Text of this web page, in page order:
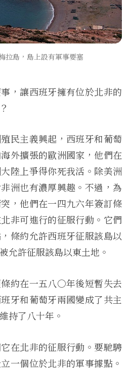
拉島，島上設有軍事要塞
，讓西班牙擁有位於北非的
民主義興起，西班牙和葡萄
外擴張的歐洲國家，他們在
陸上爭得你死我活。除美洲
洲也有濃厚興趣。不過，為
，他們在一四九六年簽訂條
非可進行的征服行動。它們
條約允許西班牙征服該島以
允許征服該島以東土地。
約在一五八○年後短暫失去
牙和葡萄牙兩國變成了共主
持了八十年。
在北非的征服行動。要馳騁
一個位於北非的軍事據點。